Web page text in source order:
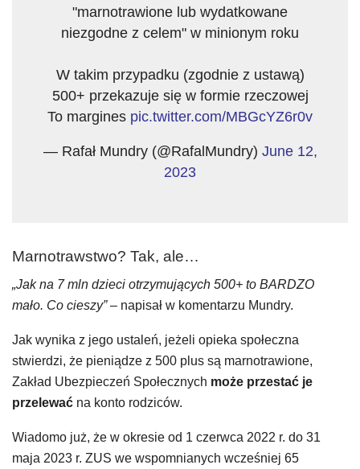
"marnotrawione lub wydatkowane
niezgodne z celem" w minionym roku
W takim przypadku (zgodnie z ustawą)
500+ przekazuje się w formie rzeczowej
To margines pic.twitter.com/MBGcYZ6r0v
— Rafał Mundry (@RafalMundry) June 12,
2023
Marnotrawstwo? Tak, ale…
„Jak na 7 mln dzieci otrzymujących 500+ to BARDZO
mało. Co cieszy”– napisał w komentarzu Mundry.
Jak wynika z jego ustaleń, jeżeli opieka społeczna
stwierdzi, że pieniądze z 500 plus są marnotrawione,
Zakład Ubezpieczeń Społecznych może przestać je
przelewać na konto rodziców.
Wiadomo już, że w okresie od 1 czerwca 2022 r. do 31
maja 2023 r. ZUS we wspomnianych wcześniej 65